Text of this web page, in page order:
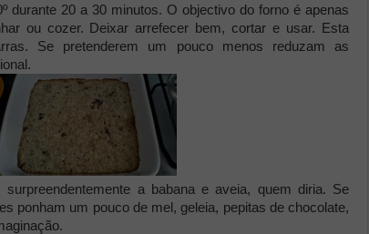
durante 20 a 30 minutos. O objectivo do forno é apenas
ou cozer. Deixar arrefecer bem, cortar e usar. Esta
Se pretenderem um pouco menos reduzam as
a babana e aveia, quem diria. Se
ponham um pouco de mel, geleia, pepitas de chocolate,